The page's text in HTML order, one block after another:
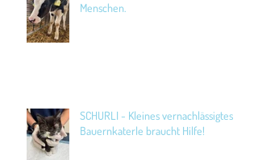
Menschen.
SCHURLI - Kleines vernachlässigtes
Bauernkaterle braucht Hilfe!